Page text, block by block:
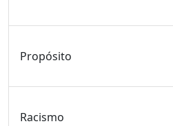
Propósito
Racismo